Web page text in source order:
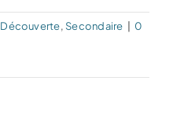
Découverte, Secondaire
0